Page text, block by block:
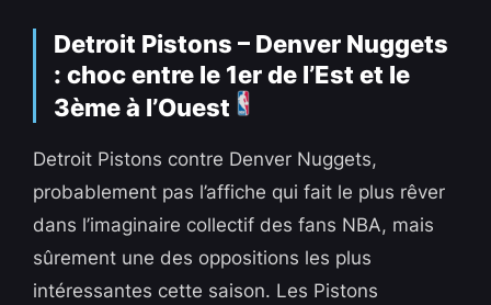
Detroit Pistons – Denver Nuggets
: choc entre le 1er de l’Est et le
3ème à l’Ouest
Detroit Pistons contre Denver Nuggets,
probablement pas l’affiche qui fait le plus rêver
dans l’imaginaire collectif des fans NBA, mais
sûrement une des oppositions les plus
intéressantes cette saison. Les Pistons